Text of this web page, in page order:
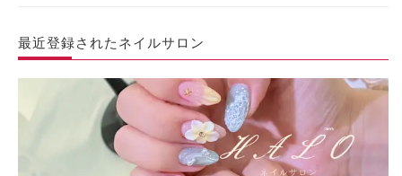
最近登録されたネイルサロン